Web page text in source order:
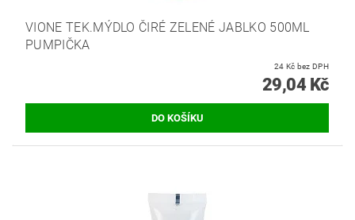
VIONE TEK.MÝDLO ČIRÉ ZELENÉ JABLKO 500ML
PUMPIČKA
24 Kč bez DPH
29,04 Kč